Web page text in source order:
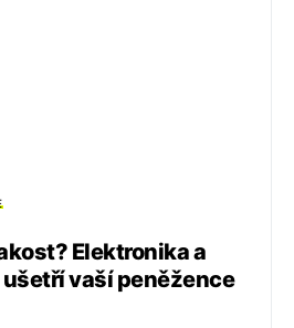
Elektronika a
vaší peněžence